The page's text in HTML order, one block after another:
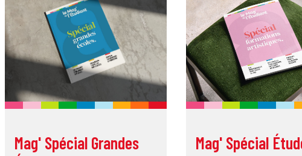
Mag' Spécial Grandes
Mag' Spécial